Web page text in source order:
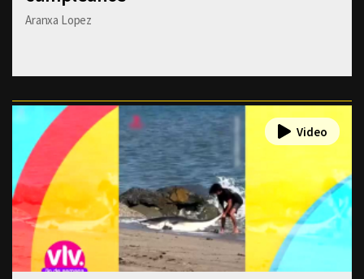
Aranxa Lopez